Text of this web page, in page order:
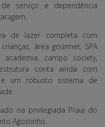
serviço e dependência
de lazer completa com
área gourmet, SPA
campo society,
conta ainda com
um robusto sistema de
na privilegiada Praia do
Agostinho.